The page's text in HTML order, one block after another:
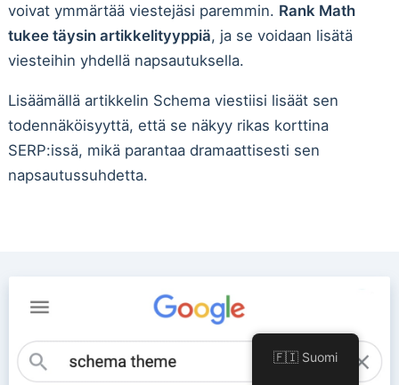
voivat ymmärtää viestejäsi paremmin. Rank Math
tukee täysin artikkelityyppiä, ja se voidaan lisätä
viesteihin yhdellä napsautuksella.
Lisäämällä artikkelin Schema viestiisi lisäät sen
todennäköisyyttä, että se näkyy rikas korttina
SERP:issä, mikä parantaa dramaattisesti sen
napsautussuhdetta.
🇫🇮 Suomi